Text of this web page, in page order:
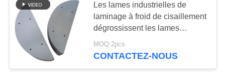
PRODUITS
VIDÉOS
Les lames industrielles de
laminage à froid de cisaillement
dégrossissent les lames
industrielles de coupage
MOQ:2pcs
CONTACTEZ-NOUS